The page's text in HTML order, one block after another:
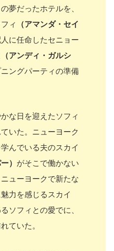
の夢だったホテルを、
ィ
（アマンダ・セイ
に任命したセニョー
（アンディ・ガルシ
ングパーティの準備
な日を迎えたソフィ
いた。ニューヨーク
んでいる夫のスカイ
） がそこで働かない
ューヨークで新たな
力を感じるスカイ
ソフィとの愛でに、
ていた。